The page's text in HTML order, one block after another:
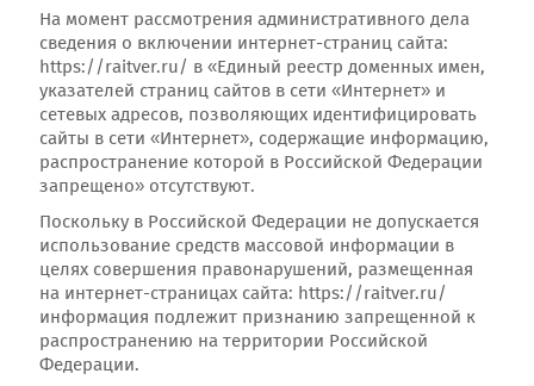
На момент рассмотрения административного дела
сведения о включении интернет-страниц сайта:
https://raitver.ru/ в «Единый реестр доменных имен,
указателей страниц сайтов в сети «Интернет» и
сетевых адресов, позволяющих идентифицировать
сайты в сети «Интернет», содержащие информацию,
распространение которой в Российской Федерации
запрещено» отсутствуют.
Поскольку в Российской Федерации не допускается
использование средств массовой информации в
целях совершения правонарушений, размещенная
на интернет-страницах сайта: https://raitver.ru/
информация подлежит признанию запрещенной к
распространению на территории Российской
Федерации.